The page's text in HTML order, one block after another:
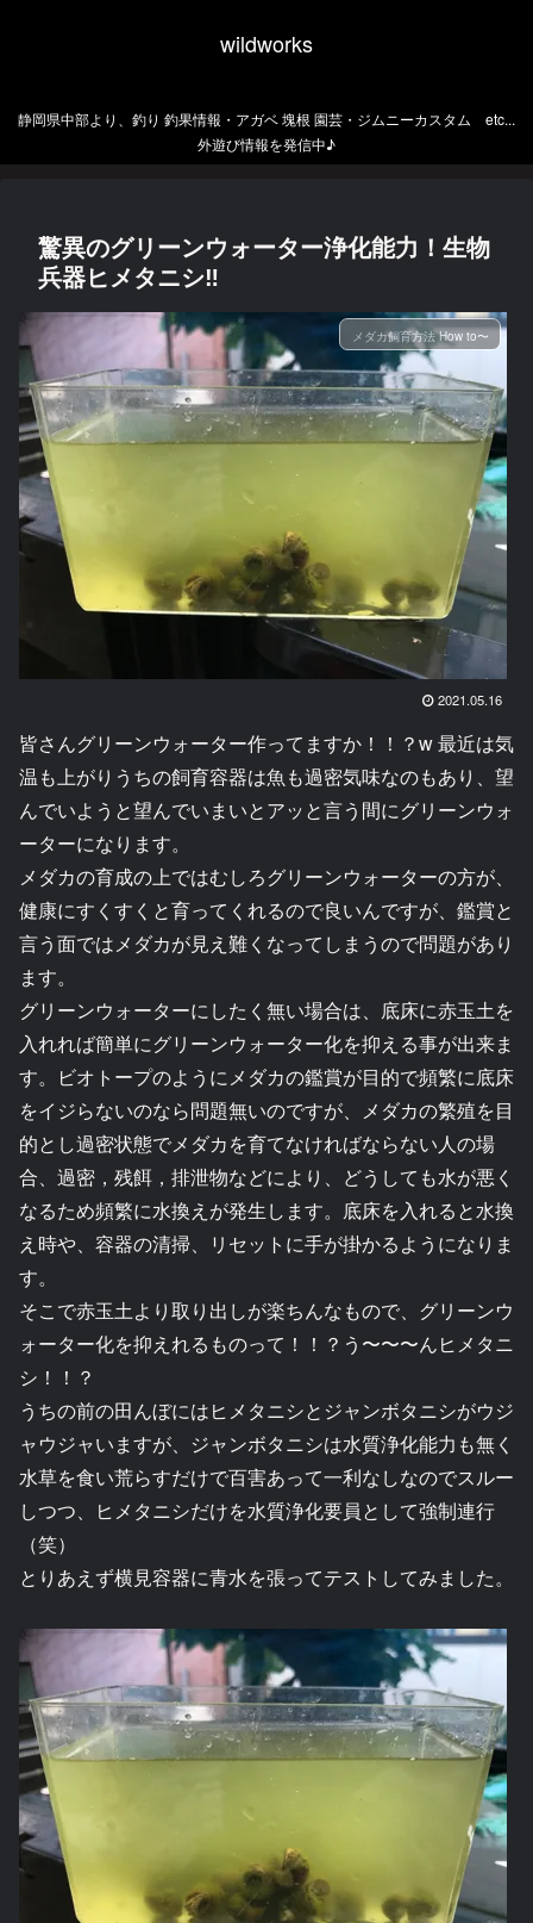
wildworks
静岡県中部より、釣り 釣果情報・アガベ 塊根 園芸・ジムニーカスタム etc...
外遊び情報を発信中♪
驚異のグリーンウォーター浄化能力！生物
兵器ヒメタニシ‼︎
メダカ飼育方法 How to〜
2021.05.16
皆さんグリーンウォーター作ってますか！！？w 最近は気
温も上がりうちの飼育容器は魚も過密気味なのもあり、望
んでいようと望んでいまいとアッと言う間にグリーンウォ
ーターになります。
メダカの育成の上ではむしろグリーンウォーターの方が、
健康にすくすくと育ってくれるので良いんですが、鑑賞と
言う面ではメダカが見え難くなってしまうので問題があり
ます。
グリーンウォーターにしたく無い場合は、底床に赤玉土を
入れれば簡単にグリーンウォーター化を抑える事が出来ま
す。ビオトープのようにメダカの鑑賞が目的で頻繁に底床
をイジらないのなら問題無いのですが、メダカの繁殖を目
的とし過密状態でメダカを育てなければならない人の場
合、過密，残餌，排泄物などにより、どうしても水が悪く
なるため頻繁に水換えが発生します。底床を入れると水換
え時や、容器の清掃、リセットに手が掛かるようになりま
す。
そこで赤玉土より取り出しが楽ちんなもので、グリーンウ
ォーター化を抑えれるものって！！？う〜〜〜んヒメタニ
シ！！？
うちの前の田んぼにはヒメタニシとジャンボタニシがウジ
ャウジャいますが、ジャンボタニシは水質浄化能力も無く
水草を食い荒らすだけで百害あって一利なしなのでスルー
しつつ、ヒメタニシだけを水質浄化要員として強制連行
（笑）
とりあえず横見容器に青水を張ってテストしてみました。